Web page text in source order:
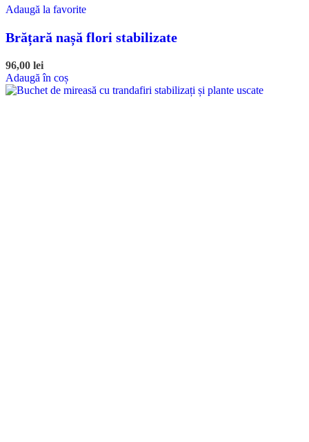
Adaugă la favorite
Brățară nașă flori stabilizate
96,00 lei
Adaugă în coș